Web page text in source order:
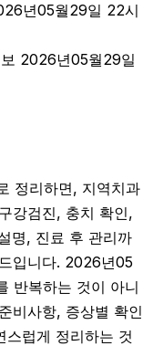
년05월29일 22시
2026년05월29일
정리하면, 지역치과
강검진, 충치 확인,
명, 진료 후 관리까
입니다. 2026년05
반복하는 것이 아니
비사항, 증상별 확인
럽게 정리하는 것